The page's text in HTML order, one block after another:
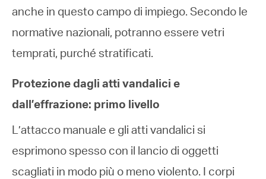
anche in questo campo di impiego. Secondo le
normative nazionali, potranno essere vetri
temprati, purché stratificati.
Protezione dagli atti vandalici e
dall’effrazione: primo livello
L’attacco manuale e gli atti vandalici si
esprimono spesso con il lancio di oggetti
scagliati in modo più o meno violento. I corpi